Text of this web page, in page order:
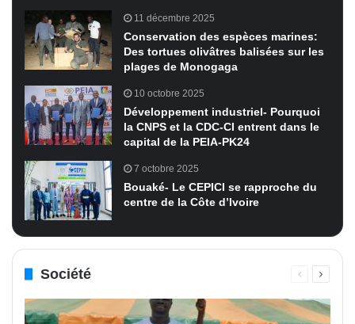
11 décembre 2025
Conservation des espèces marines:
Des tortues olivâtres balisées sur les
plages de Monogaga
10 octobre 2025
Développement industriel- Pourquoi
la CNPS et la CDC-CI entrent dans le
capital de la PEIA-PK24
7 octobre 2025
Bouaké- Le CEPICI se rapproche du
centre de la Côte d’Ivoire
Société
PagePage